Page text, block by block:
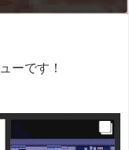
ーです！